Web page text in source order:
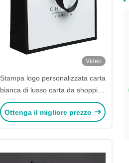
Video
Stampa logo personalizzata carta
bianca di lusso carta da shopping
borse di cartone personalizzate
con maniglia a nastro
Ottenga il migliore prezzo